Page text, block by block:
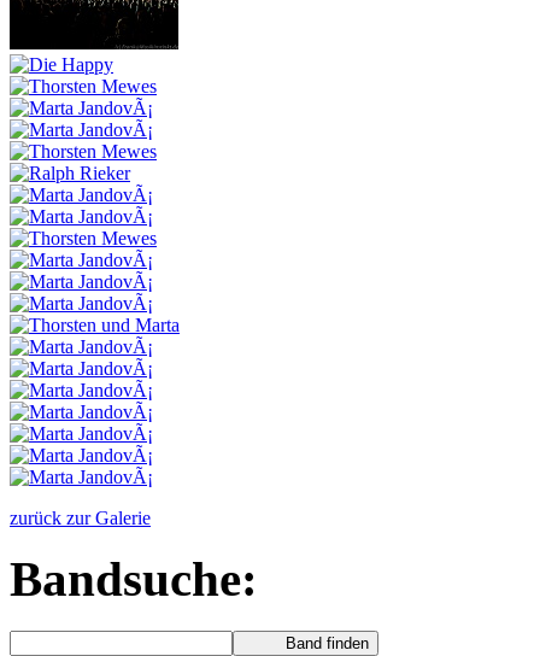
zurück zur Galerie
Bandsuche: